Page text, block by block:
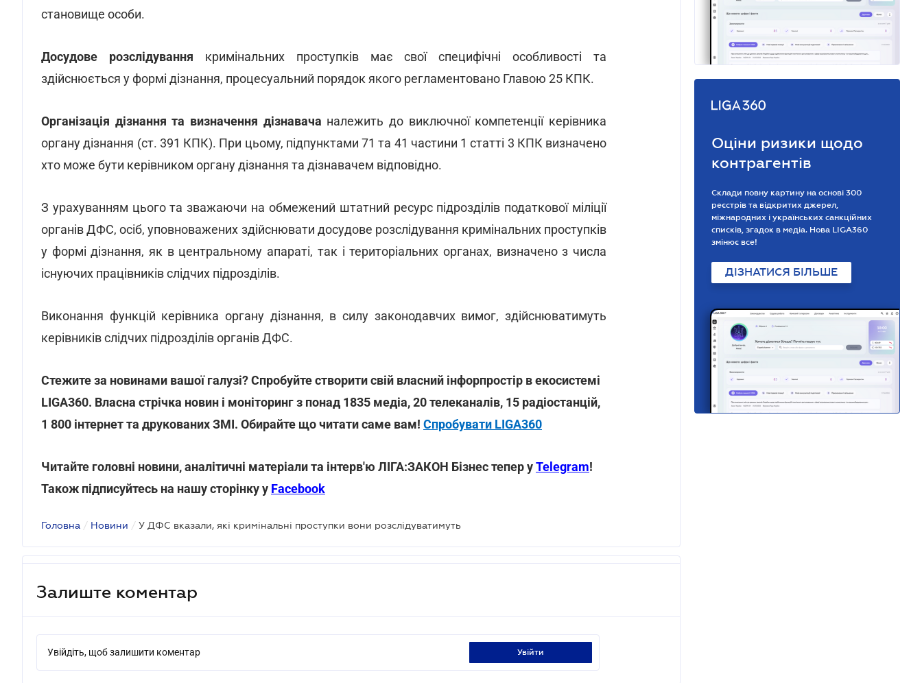
становище особи.
Досудове розслідування кримінальних проступків має свої специфічні особливості та
здійснюється у формі дізнання, процесуальний порядок якого регламентовано Главою 25 КПК.
Організація дізнання та визначення дізнавача належить до виключної компетенції керівника
органу дізнання (ст. 391 КПК). При цьому, підпунктами 71 та 41 частини 1 статті 3 КПК визначено
хто може бути керівником органу дізнання та дізнавачем відповідно.
З урахуванням цього та зважаючи на обмежений штатний ресурс підрозділів податкової міліції
органів ДФС, осіб, уповноважених здійснювати досудове розслідування кримінальних проступків
у формі дізнання, як в центральному апараті, так і територіальних органах, визначено з числа
існуючих працівників слідчих підрозділів.
Виконання функцій керівника органу дізнання, в силу законодавчих вимог, здійснюватимуть
керівників слідчих підрозділів органів ДФС.
Стежите за новинами вашої галузі? Спробуйте створити свій власний інфорпростір в екосистемі
LIGA360. Власна стрічка новин і моніторинг з понад 1835 медіа, 20 телеканалів, 15 радіостанцій,
1 800 інтернет та друкованих ЗМІ. Обирайте що читати саме вам! Спробувати LIGA360
Читайте головні новини, аналітичні матеріали та інтерв'ю ЛІГА:ЗАКОН Бізнес тепер уTelegram!
Також підписуйтесь на нашу сторінку у Facebook
Головна / Новини / У ДФС вказали, які кримінальні проступки вони розслідуватимуть
Залиште коментар
Увійдіть, щоб залишити коментар увійти
Оціни ризики щодо
контрагентів
Склади повну картину на основі 300
реєстрів та відкритих джерел,
міжнародних і українських санкційних
списків, згадок в медіа. Нова LIGA360
змінює все!
ДІЗНАТИСЯ БІЛЬШЕ